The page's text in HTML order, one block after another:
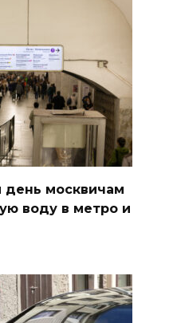
день москвичам
воду в метро и